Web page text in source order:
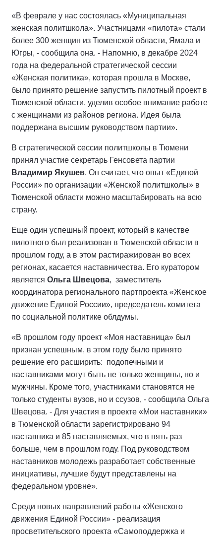
«В феврале у нас состоялась «Муниципальная
женская политшкола». Участницами «пилота» стали
более 300 женщин из Тюменской области, Ямала и
Югры, - сообщила она. - Напомню, в декабре 2024
года на федеральной стратегической сессии
«Женская политика», которая прошла в Москве,
было принято решение запустить пилотный проект в
Тюменской области, уделив особое внимание работе
с женщинами из районов региона. Идея была
поддержана высшим руководством партии».
В стратегической сессии политшколы в Тюмени
принял участие секретарь Генсовета партии
Владимир Якушев. Он считает, что опыт «Единой
России» по организации «Женской политшколы» в
Тюменской области можно масштабировать на всю
страну.
Еще один успешный проект, который в качестве
пилотного был реализован в Тюменской области в
прошлом году, а в этом растиражирован во всех
регионах, касается наставничества. Его куратором
является Ольга Швецова, заместитель
координатора регионального партпроекта «Женское
движение Единой России», председатель комитета
по социальной политике облдумы.
«В прошлом году проект «Моя наставница» был
признан успешным, в этом году было принято
решение его расширить: подопечными и
наставниками могут быть не только женщины, но и
мужчины. Кроме того, участниками становятся не
только студенты вузов, но и ссузов, - сообщила Ольга
Швецова. - Для участия в проекте «Мои наставники»
в Тюменской области зарегистрировано 94
наставника и 85 наставляемых, что в пять раз
больше, чем в прошлом году. Под руководством
наставников молодежь разработает собственные
инициативы, лучшие будут представлены на
федеральном уровне».
Среди новых направлений работы «Женского
движения Единой России» - реализация
просветительского проекта «Самоподдержка и